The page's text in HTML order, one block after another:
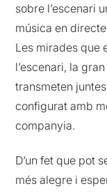
sobre l’escenari
música en
Les mirades que
l’escenari, la
transmeten
configurat amb
companyia.
D’un fet que pot
més alegre i